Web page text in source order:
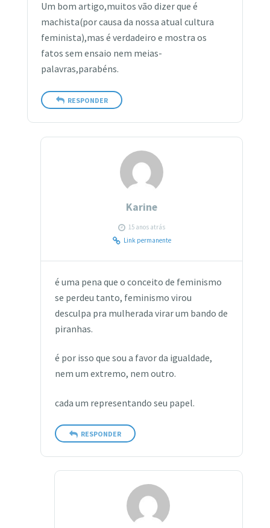
Um bom artigo,muitos vão dizer que é
machista(por causa da nossa atual cultura
feminista),mas é verdadeiro e mostra os
fatos sem ensaio nem meias-
palavras,parabéns.
RESPONDER
Karine
15 anos atrás
Link permanente
é uma pena que o conceito de feminismo
se perdeu tanto, feminismo virou
desculpa pra mulherada virar um bando de
piranhas.
é por isso que sou a favor da igualdade,
nem um extremo, nem outro.
cada um representando seu papel.
RESPONDER